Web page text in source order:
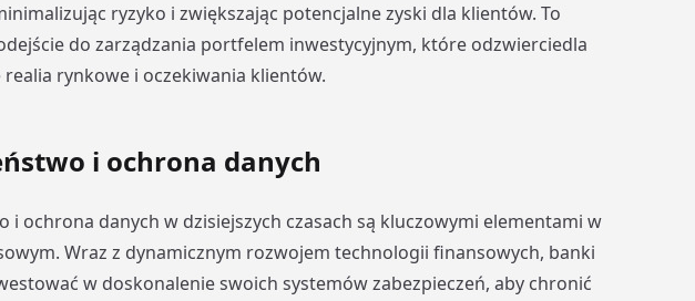
ryzyko i zwiększając potencjalne zyski dla klientów. To
do zarządzania portfelem inwestycyjnym, które odzwierciedla
realia rynkowe i oczekiwania klientów.
i ochrona danych
i ochrona danych w dzisiejszych czasach są kluczowymi elementami w
Wraz z dynamicznym rozwojem technologii finansowych, banki
w doskonalenie swoich systemów zabezpieczeń, aby chronić